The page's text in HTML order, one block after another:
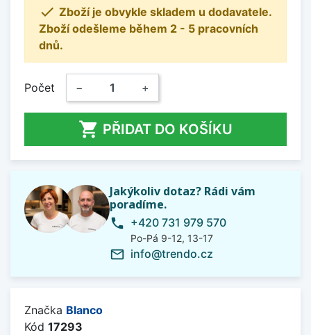
 Zboží je obvykle skladem u dodavatele.
Zboží odešleme během 2 - 5 pracovních
dnů.
Počet − +
 PŘIDAT DO KOŠÍKU
Jakýkoliv dotaz? Rádi vám
poradíme.
phone +420 731 979 570
Po-Pá 9-12, 13-17
mail_outline info@trendo.cz
Značka Blanco
Kód 17293